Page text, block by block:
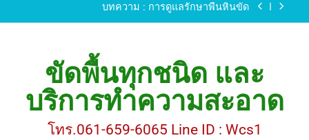
บทความ : การดูแลรักษาพื้นหินขัด
ขัดพื้นหินขัด อบต.แหลมบัวนครปฐม
ขัดพื้นหินอ่อน โทร.0616596065 ไลน์ WCS1
บทความ : การดูแลรักษาพื้นหินขัด
ขัดพื้นทุกชนิด และ
บริการทำความสะอาด
โทร.061-659-6065 Line ID : Wcs1